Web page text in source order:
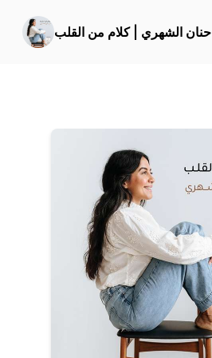
حنان الشهري | كلام من القلب